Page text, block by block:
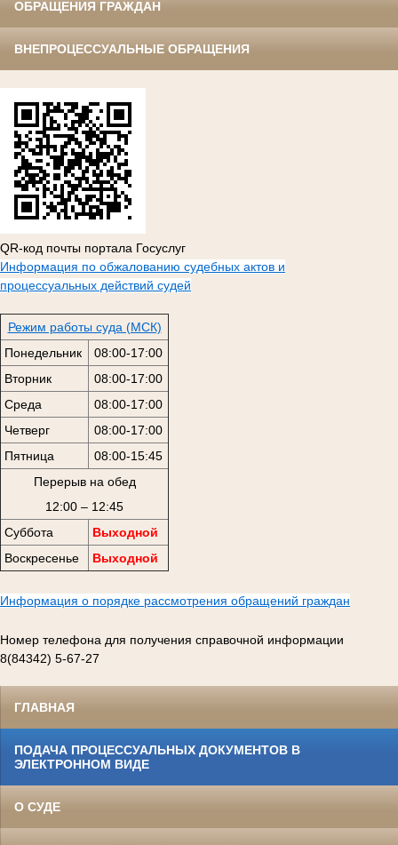
ОБРАЩЕНИЯ ГРАЖДАН
ВНЕПРОЦЕССУАЛЬНЫЕ ОБРАЩЕНИЯ
QR-код почты портала Госуслуг
Информация по обжалованию судебных актов и
процессуальных действий судей
Режим работы суда (МСК)
Понедельник
08:00-17:00
Вторник
08:00-17:00
Среда
08:00-17:00
Четверг
08:00-17:00
Пятница
08:00-15:45
Перерыв на обед
12:00 – 12:45
Суббота
Выходной
Воскресенье
Выходной
Информация о порядке рассмотрения обращений граждан
Номер телефона для получения справочной информации
8(84342) 5-67-27
ГЛАВНАЯ
ПОДАЧА ПРОЦЕССУАЛЬНЫХ ДОКУМЕНТОВ В
ЭЛЕКТРОННОМ ВИДЕ
О СУДЕ